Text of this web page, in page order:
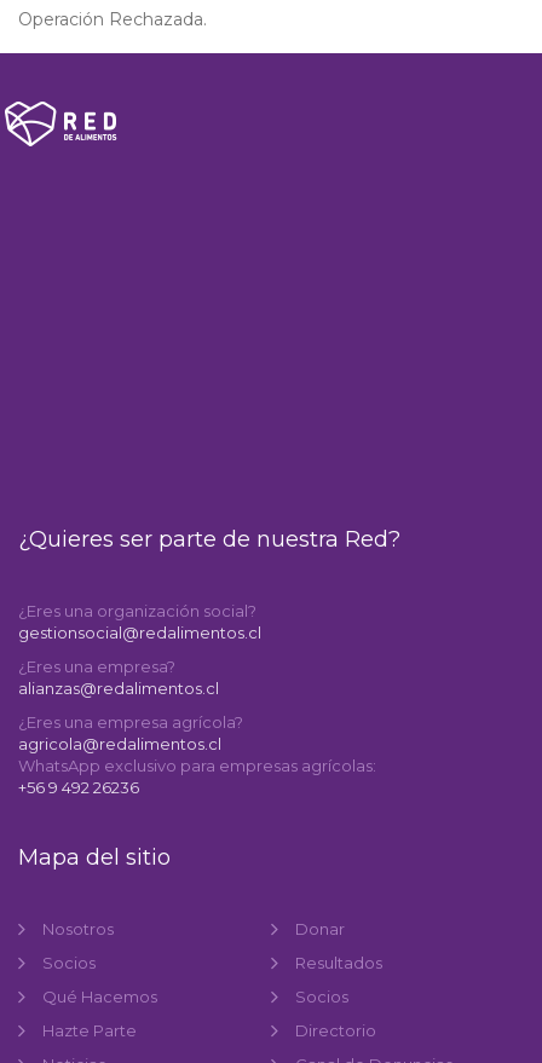
Operación Rechazada.
¿Quieres ser parte de nuestra Red?
¿Eres una organización social?
gestionsocial@redalimentos.cl
¿Eres una empresa?
alianzas@redalimentos.cl
¿Eres una empresa agrícola?
agricola@redalimentos.cl
WhatsApp exclusivo para empresas agrícolas:
+56 9 492 26236
Mapa del sitio
Nosotros
Socios
Qué Hacemos
Hazte Parte
Donar
Resultados
Socios
Directorio